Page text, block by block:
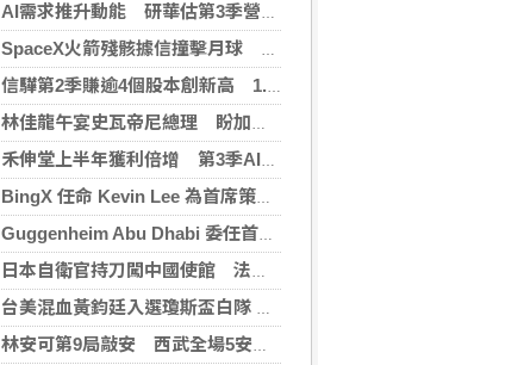
AI需求推升動能 研華估第3季營收雙增、毛利率持穩
SpaceX火箭殘骸據信撞擊月球 無即時畫面暫難確認
信驊第2季賺逾4個股本創新高 1.87億元參與M31私募
林佳龍午宴史瓦帝尼總理 盼加強各領域雙邊合作
禾伸堂上半年獲利倍增 第3季AI用MLCC需求看旺
BingX 任命 Kevin Lee 為首席策略長，加速推進多資產、以用戶為核心的發展願景
Guggenheim Abu Dhabi 委任首任館長
日本自衛官持刀闖中國使館 法庭上稱促中國改變外交
台美混血黃鈞廷入選瓊斯盃白隊 榮幸披台灣戰袍
林安可第9局敲安 西武全場5安遭羅德完封